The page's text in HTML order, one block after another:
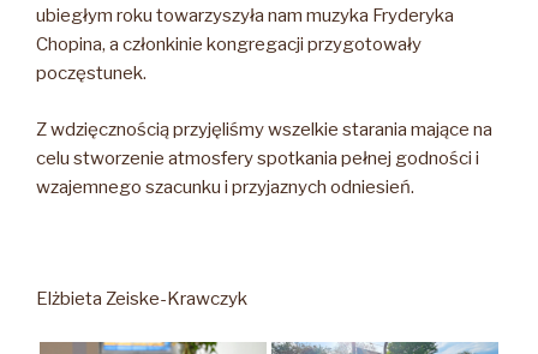
ubiegłym roku towarzyszyła nam muzyka Fryderyka
Chopina, a członkinie kongregacji przygotowały
poczęstunek.
Z wdzięcznością przyjęliśmy wszelkie starania mające na
celu stworzenie atmosfery spotkania pełnej godności i
wzajemnego szacunku i przyjaznych odniesień.
Elżbieta Zeiske-Krawczyk